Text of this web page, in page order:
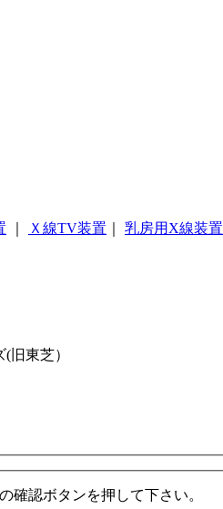
Ｘ線TV装置 乳房用X線装置
旧東芝）
確認ボタンを押して下さい。